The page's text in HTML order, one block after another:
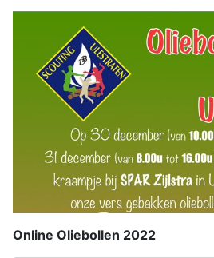
Online Oliebollen 2022